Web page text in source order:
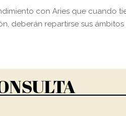
con Aries que cuando
deberán repartirse sus